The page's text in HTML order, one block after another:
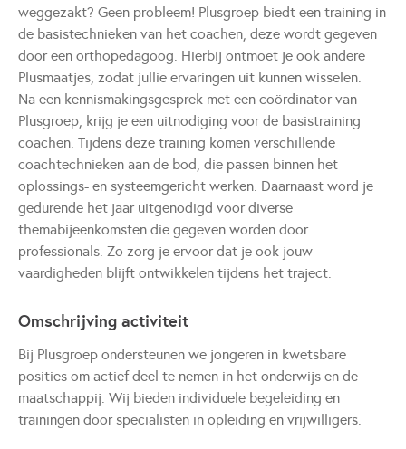
weggezakt? Geen probleem! Plusgroep biedt een training in
de basistechnieken van het coachen, deze wordt gegeven
door een orthopedagoog. Hierbij ontmoet je ook andere
Plusmaatjes, zodat jullie ervaringen uit kunnen wisselen.
Na een kennismakingsgesprek met een coördinator van
Plusgroep, krijg je een uitnodiging voor de basistraining
coachen. Tijdens deze training komen verschillende
coachtechnieken aan de bod, die passen binnen het
oplossings- en systeemgericht werken. Daarnaast word je
gedurende het jaar uitgenodigd voor diverse
themabijeenkomsten die gegeven worden door
professionals. Zo zorg je ervoor dat je ook jouw
vaardigheden blijft ontwikkelen tijdens het traject.
Omschrijving activiteit
Bij Plusgroep ondersteunen we jongeren in kwetsbare
posities om actief deel te nemen in het onderwijs en de
maatschappij. Wij bieden individuele begeleiding en
trainingen door specialisten in opleiding en vrijwilligers.